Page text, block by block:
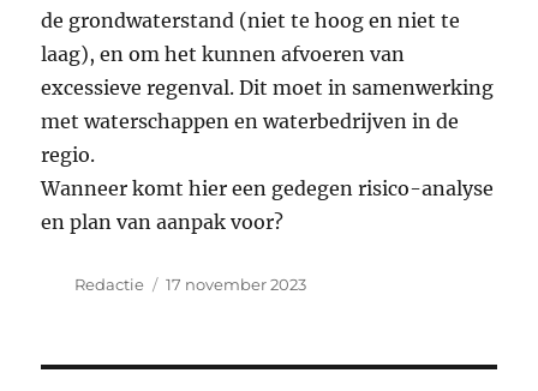
de grondwaterstand (niet te hoog en niet te
laag), en om het kunnen afvoeren van
excessieve regenval. Dit moet in samenwerking
met waterschappen en waterbedrijven in de
regio.
Wanneer komt hier een gedegen risico-analyse
en plan van aanpak voor?
Auteur
Redactie
Geplaatst
17 november 2023